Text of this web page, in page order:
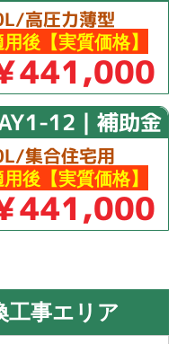
高圧力薄型
後【実質価格】
441,000
12｜補助金
集合住宅用
後【実質価格】
441,000
工事エリア